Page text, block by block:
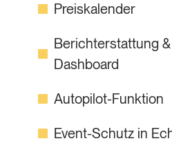
Preiskalender
Berichterstattung
Dashboard
Autopilot-Funktion
Event-Schutz in